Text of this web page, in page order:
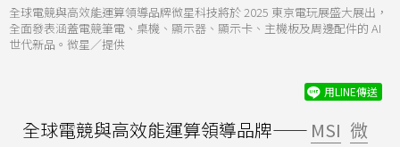
全球電競與高效能運算領導品牌微星科技將於 2025 東京電玩展盛大展出，
全面發表涵蓋電競筆電、桌機、顯示器、顯示卡、主機板及周邊配件的 AI
世代新品。微星／提供
用LINE傳送
全球電競與高效能運算領導品牌—— MSI 微